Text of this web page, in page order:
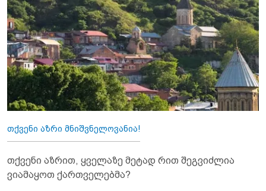
თქვენი აზრი მნიშვნელოვანია!
თქვენი აზრით, ყველაზე მეტად რით შეგვიძლია
ვიამაყოთ ქართველებმა?